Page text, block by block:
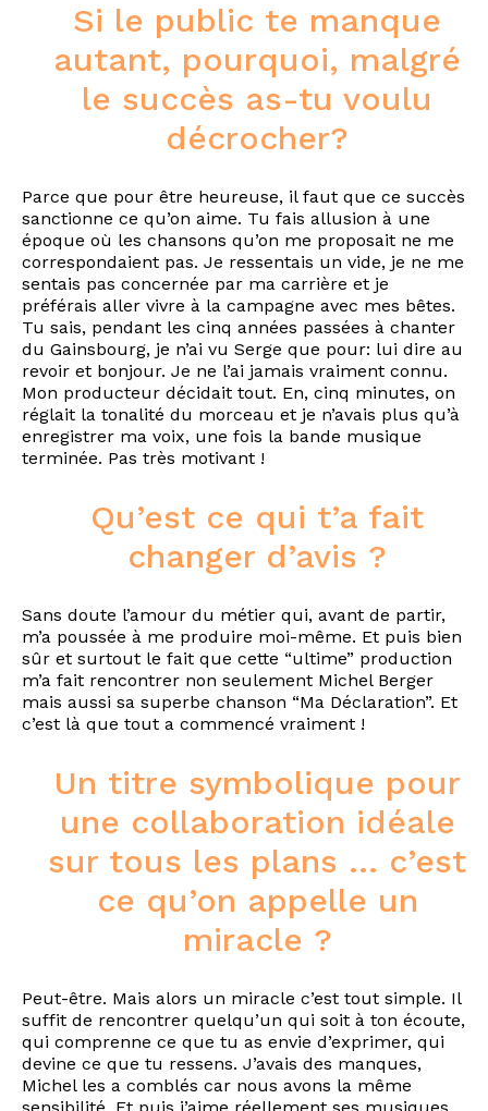
Si le public te manque
autant, pourquoi, malgré
le succès as-tu voulu
décrocher?
Parce que pour être heureuse, il faut que ce succès
sanctionne ce qu’on aime. Tu fais allusion à une
époque où les chansons qu’on me proposait ne me
correspondaient pas. Je ressentais un vide, je ne me
sentais pas concernée par ma carrière et je
préférais aller vivre à la campagne avec mes bêtes.
Tu sais, pendant les cinq années passées à chanter
du Gainsbourg, je n’ai vu Serge que pour: lui dire au
revoir et bonjour. Je ne l’ai jamais vraiment connu.
Mon producteur décidait tout. En, cinq minutes, on
réglait la tonalité du morceau et je n’avais plus qu’à
enregistrer ma voix, une fois la bande musique
terminée. Pas très motivant !
Qu’est ce qui t’a fait
changer d’avis ?
Sans doute l’amour du métier qui, avant de partir,
m’a poussée à me produire moi-même. Et puis bien
sûr et surtout le fait que cette “ultime” production
m’a fait rencontrer non seulement Michel Berger
mais aussi sa superbe chanson “Ma Déclaration”. Et
c’est là que tout a commencé vraiment !
Un titre symbolique pour
une collaboration idéale
sur tous les plans … c’est
ce qu’on appelle un
miracle ?
Peut-être. Mais alors un miracle c’est tout simple. Il
suffit de rencontrer quelqu’un qui soit à ton écoute,
qui comprenne ce que tu as envie d’exprimer, qui
devine ce que tu ressens. J’avais des manques,
Michel les a comblés car nous avons la même